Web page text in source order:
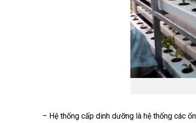
– Hệ thống cấp dinh dưỡng là hệ thống các